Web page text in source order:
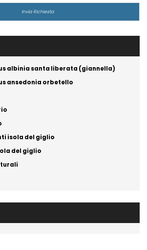
albinia santa liberata (giannella)
ansedonia orbetello
isola del giglio
del giglio